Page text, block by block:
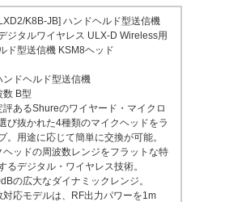
K8B-JB] ハンドヘルド型送信機
ジタルワイヤレス ULX-D Wireless用
ド型送信機 KSM8ヘッド
ンドヘルド型送信機
数 B型
評あるShureのワイヤード・マイクロ
び抜かれた4種類のマイクヘッドをラ
。用途に応じて簡単に交換が可能。
ヘッドの周波数レンジをフラットな特
るデジタル・ワイヤレス技術。
の広大なダイナミックレンジ。
対応モデルは、RF出力パワーを1m